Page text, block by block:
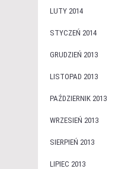
LUTY 2014
STYCZEŃ 2014
GRUDZIEŃ 2013
LISTOPAD 2013
PAŹDZIERNIK 2013
WRZESIEŃ 2013
SIERPIEŃ 2013
LIPIEC 2013